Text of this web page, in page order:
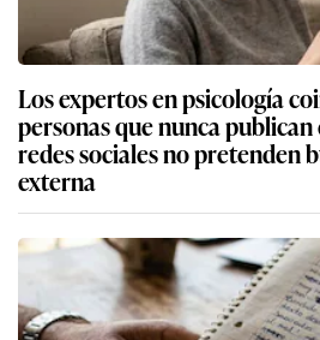
Los expertos en psicología
personas que nunca
redes sociales no pretenden
externa